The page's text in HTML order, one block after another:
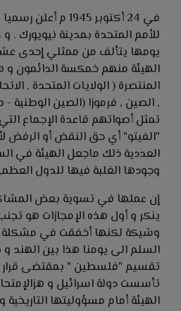
في 24 أكتوبر 1945 م
للأمم المتحدة بمدينة نيويورك
يومها يتألف من ممثلي إحدى
الهيئة منهم خمكسة الدائمون و
المنتصرة ( الولايات المتحدة ,
, الصين , فرموزا (الصين الوطنية
تمثل أصواتهم قاعدة الإجماع
"الفيتو" أي حق النقض أو الرفض
العددية ذلك ماجعل الهيئة في
وجودها الغلبة فيها للدول
إن عملها في تسوية بعض
ينكر و أول هذه الإمجازات هو
وشيكة لكنها أخفقت في مشكلة
السلم الى يومنا هذا بين الهند
تقسيم "فلسطين " بمقتضى قرار
تأسست دولة اسرائيل و
الهيئة أمام مسؤوليتها التاريخية